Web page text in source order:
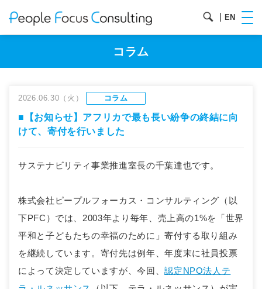
EN
コラム
2026.06.30（火） コラム
■【お知らせ】アフリカで最も長い紛争の終結に向
けて、寄付を行いました
サステナビリティ事業推進室長の千葉達也です。
株式会社ピープルフォーカス・コンサルティング（以
下PFC）では、2003年より毎年、売上高の1%を「世界
平和と子どもたちの幸福のために」寄付する取り組み
を継続しています。寄付先は例年、年度末に社員投票
によって決定していますが、今回、認定NPO法人テ